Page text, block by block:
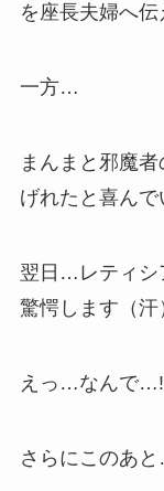
を座長夫婦へ伝
一方…
まんまと邪魔
げれたと喜んで
翌日…レティシ
驚愕します（汗
えっ…なんで
さらにこのあ